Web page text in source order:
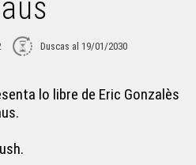
d'Elodia
lo diable e l'avesque
Duscas al 19/01/2030
lo libre de Eric Gonzalès